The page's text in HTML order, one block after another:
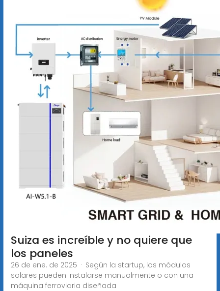
Suiza es increíble y no quiere que
los paneles
26 de ene. de 2025 · Según la startup, los módulos
solares pueden instalarse manualmente o con una
máquina ferroviaria diseñada